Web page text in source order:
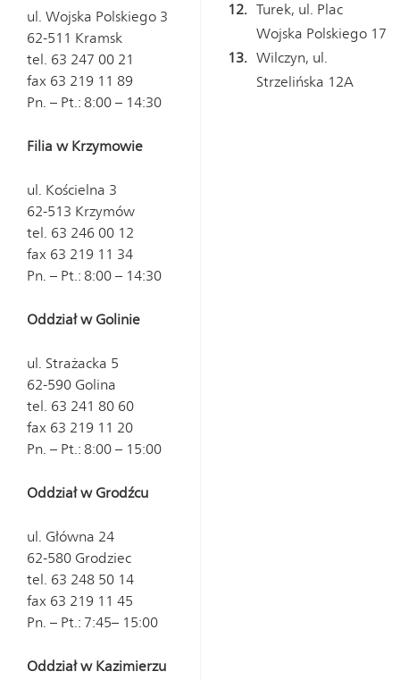
ul. Wojska Polskiego 3
62-511 Kramsk
tel. 63 247 00 21
fax 63 219 11 89
Pn. – Pt.: 8:00 – 14:30
Filia w Krzymowie
ul. Kościelna 3
62-513 Krzymów
tel. 63 246 00 12
fax 63 219 11 34
Pn. – Pt.: 8:00 – 14:30
Oddział w Golinie
ul. Strażacka 5
62-590 Golina
tel. 63 241 80 60
fax 63 219 11 20
Pn. – Pt.: 8:00 – 15:00
Oddział w Grodźcu
ul. Główna 24
62-580 Grodziec
tel. 63 248 50 14
fax 63 219 11 45
Pn. – Pt.: 7:45– 15:00
Oddział w Kazimierzu
Turek, ul. Plac
Wojska Polskiego 17
Wilczyn, ul.
Strzelińska 12A